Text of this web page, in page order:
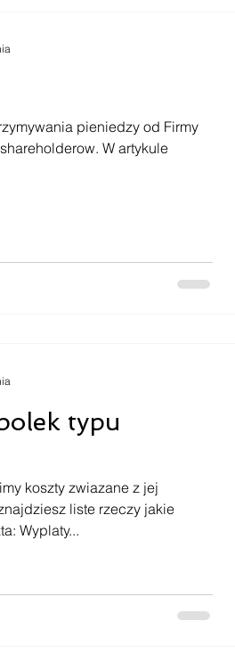
pieniedzy od Firmy
W artykule
typu
koszty zwiazane z jej
liste rzeczy jakie
Wyplaty...